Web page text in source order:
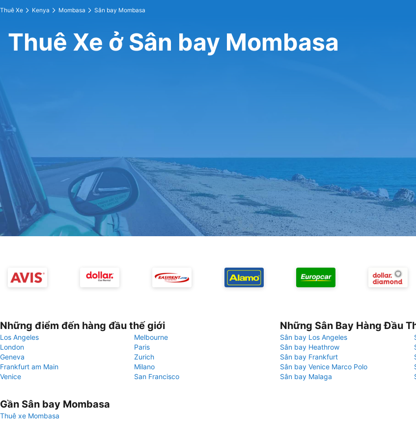
Thuê Xe Kenya Mombasa Sân bay Mombasa
Thuê Xe ở Sân bay Mombasa
Những điểm đến hàng đầu thế giới
Los Angeles
Melbourne
London
Paris
Geneva
Zurich
Frankfurt am Main
Milano
Venice
San Francisco
Những Sân Bay Hàng Đầu
Sân bay Los Angeles
Sân bay Heathrow
Sân bay Frankfurt
Sân bay Venice Marco Polo
Sân bay Malaga
Gần Sân bay Mombasa
Thuê xe Mombasa